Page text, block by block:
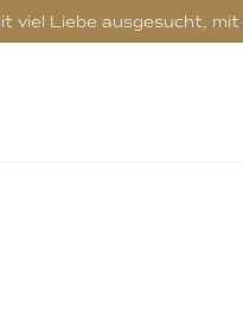
viel Liebe ausgesucht,